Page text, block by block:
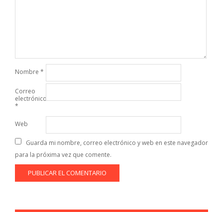
Nombre *
Correo
electrónico
*
Web
Guarda mi nombre, correo electrónico y web en este navegador
para la próxima vez que comente.